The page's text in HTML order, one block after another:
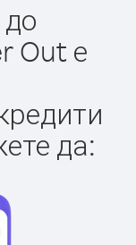
Out е
да: